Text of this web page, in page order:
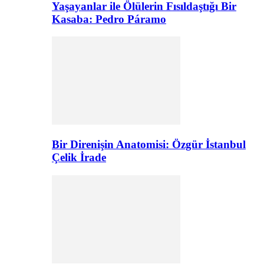
Yaşayanlar ile Ölülerin Fısıldaştığı Bir
Kasaba: Pedro Páramo
Bir Direnişin Anatomisi: Özgür İstanbul
Çelik İrade